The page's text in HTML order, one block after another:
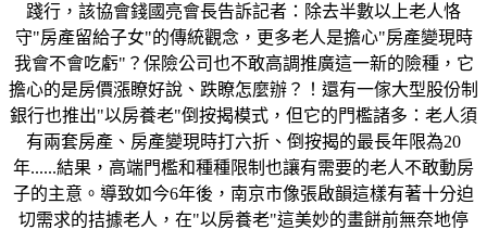
踐行，該協會錢國亮會長告訴記者：除去半數以上老人恪
守"房產留給子女"的傳統觀念，更多老人是擔心"房產變現時
我會不會吃虧"？保險公司也不敢高調推廣這一新的險種，它
擔心的是房價漲瞭好說、跌瞭怎麼辦？！還有一傢大型股份制
銀行也推出"以房養老"倒按揭模式，但它的門檻諸多：老人須
有兩套房產、房產變現時打六折、倒按揭的最長年限為20
年......結果，高端門檻和種種限制也讓有需要的老人不敢動房
子的主意。導致如今6年後，南京市像張啟韻這樣有著十分迫
切需求的拮據老人，在"以房養老"這美妙的畫餅前無奈地停